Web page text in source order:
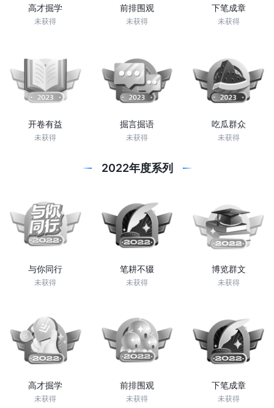
高才掘学
未获得
前排围观
未获得
下笔成章
未获得
开卷有益
未获得
掘言掘语
未获得
吃瓜群众
未获得
2022年度系列
与你同行
未获得
笔耕不辍
未获得
博览群文
未获得
高才掘学
未获得
前排围观
未获得
下笔成章
未获得